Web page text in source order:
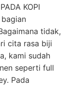
KOPI
tidak,
cita rasa biji
kami sudah
seperti full
Pada